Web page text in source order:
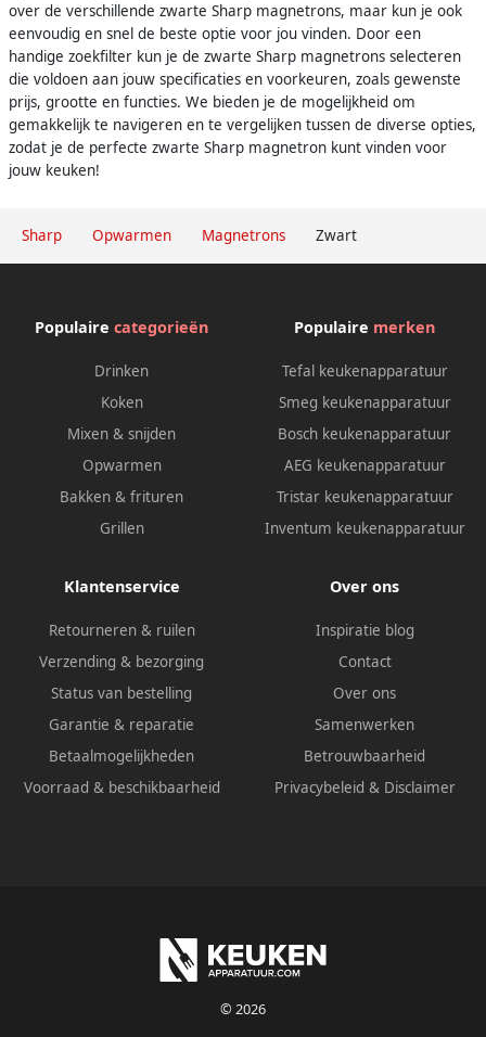
Sharp Opwarmen Magnetrons Zwart
over de verschillende zwarte Sharp magnetrons, maar kun je ook
eenvoudig en snel de beste optie voor jou vinden. Door een
handige zoekfilter kun je de zwarte Sharp magnetrons selecteren
die voldoen aan jouw specificaties en voorkeuren, zoals gewenste
prijs, grootte en functies. We bieden je de mogelijkheid om
gemakkelijk te navigeren en te vergelijken tussen de diverse opties,
zodat je de perfecte zwarte Sharp magnetron kunt vinden voor
jouw keuken!
Populaire categorieën
Drinken
Koken
Mixen & snijden
Opwarmen
Bakken & frituren
Grillen
Populaire merken
Tefal keukenapparatuur
Smeg keukenapparatuur
Bosch keukenapparatuur
AEG keukenapparatuur
Tristar keukenapparatuur
Inventum keukenapparatuur
Klantenservice
Retourneren & ruilen
Verzending & bezorging
Status van bestelling
Garantie & reparatie
Betaalmogelijkheden
Voorraad & beschikbaarheid
Over ons
Inspiratie blog
Contact
Over ons
Samenwerken
Betrouwbaarheid
Privacybeleid & Disclaimer
© 2026